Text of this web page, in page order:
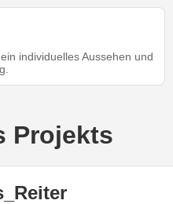
individuelles Aussehen und
Projekts